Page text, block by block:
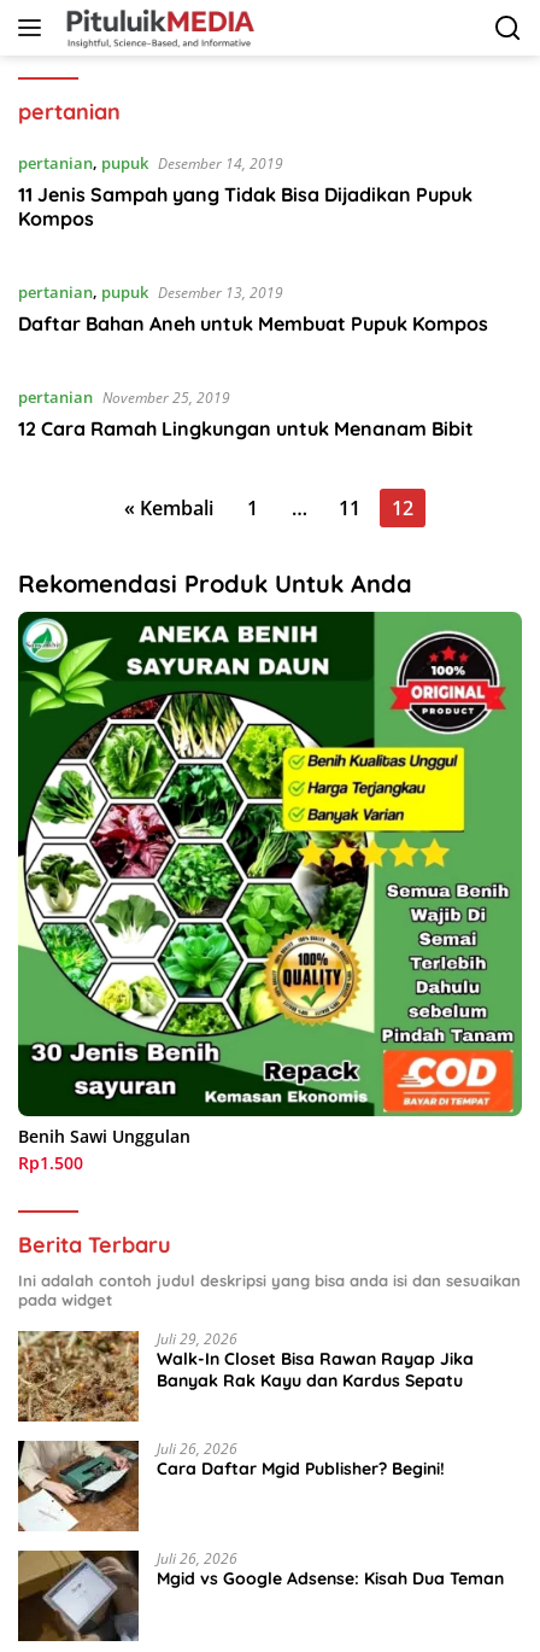
Langsung
pertanian
pertanian, pupuk Desember 14, 2019
11 Jenis Sampah yang Tidak Bisa Dijadikan Pupuk
Kompos
pertanian, pupuk Desember 13, 2019
Daftar Bahan Aneh untuk Membuat Pupuk Kompos
pertanian November 25, 2019
12 Cara Ramah Lingkungan untuk Menanam Bibit
« Kembali 1 … 11 12
Rekomendasi Produk Untuk Anda
Benih Sawi Unggulan
Rp1.500
Berita Terbaru
Ini adalah contoh judul deskripsi yang bisa anda isi dan sesuaikan
pada widget
Juli 29, 2026
Walk-In Closet Bisa Rawan Rayap Jika
Banyak Rak Kayu dan Kardus Sepatu
Juli 26, 2026
Cara Daftar Mgid Publisher? Begini!
Juli 26, 2026
Mgid vs Google Adsense: Kisah Dua Teman